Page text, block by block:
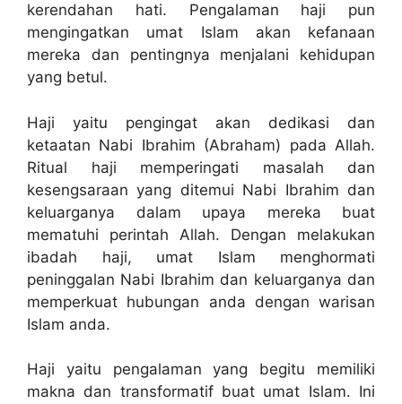
kerendahan hati. Pengalaman haji pun
mengingatkan umat Islam akan kefanaan
mereka dan pentingnya menjalani kehidupan
yang betul.
Haji yaitu pengingat akan dedikasi dan
ketaatan Nabi Ibrahim (Abraham) pada Allah.
Ritual haji memperingati masalah dan
kesengsaraan yang ditemui Nabi Ibrahim dan
keluarganya dalam upaya mereka buat
mematuhi perintah Allah. Dengan melakukan
ibadah haji, umat Islam menghormati
peninggalan Nabi Ibrahim dan keluarganya dan
memperkuat hubungan anda dengan warisan
Islam anda.
Haji yaitu pengalaman yang begitu memiliki
makna dan transformatif buat umat Islam. Ini